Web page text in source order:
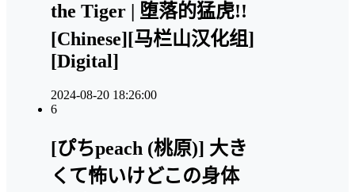
the Tiger | 堕落的猛虎!!
[Chinese][马栏山汉化组]
[Digital]
2024-08-20 18:26:00
6
[ぴちpeach (桃原)] 大き
くて怖いけどこの身体